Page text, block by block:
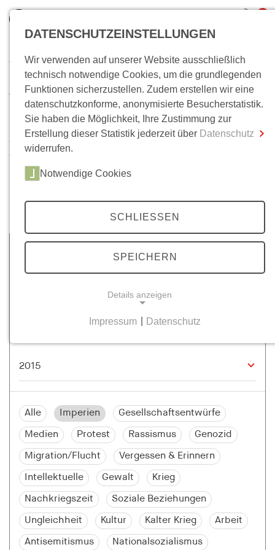
inkl. MwSt.
0,00 €
Zum Warenkorb Zur Kasse
Wo bin ich?
Archiv
35 Jahrgänge, über 200 Ausgaben. Im Laufe der Zeit ist
unser
Mittelweg 36- Archiv auf eine beachtliche Anzahl
von Artikeln angewachsen. Neben Beiträgen zu unseren
ausgewählte Beiträge unserer Literaturbeilagen, zu den
Protestchronik.
Alle Imperien Gesellschaftsentwürfe
Medien Protest Rassismus Genozid
Migration/Flucht Vergessen & Erinnern
Intellektuelle Gewalt Krieg
Nachkriegszeit Soziale Beziehungen
Ungleichheit Kultur Kalter Krieg Arbeit
Antisemitismus Nationalsozialismus
DATENSCHUTZEINSTELLUNGEN
Wir verwenden auf unserer Website ausschließlich
technisch notwendige Cookies, um die grundlegenden
Funktionen sicherzustellen. Zudem erstellen wir eine
datenschutzkonforme, anonymisierte Besucherstatistik.
Sie haben die Möglichkeit, Ihre Zustimmung zur
Erstellung dieser Statistik jederzeit über Datenschutz
widerrufen.
Notwendige Cookies
SCHLIESSEN
SPEICHERN
Details anzeigen
nutzbar zu machen, indem sie Grundfunktionen
wie Seitennavigation und Zugriff auf sichere
Bereiche der Webseite ermöglichen. Die Webseite
kann ohne diese Cookies nicht richtig
funktionieren.
cookie_consent
Name:
cookie_consent
Anbieter:
hamburger-edition.de
Impressum Datenschutz